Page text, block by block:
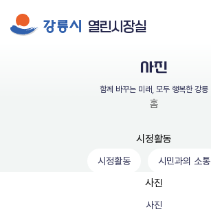
열린시장실
사진
함께 바꾸는 미래, 모두 행복한 강릉
홈
시정활동
시정활동 시민과의 소통
사진
사진